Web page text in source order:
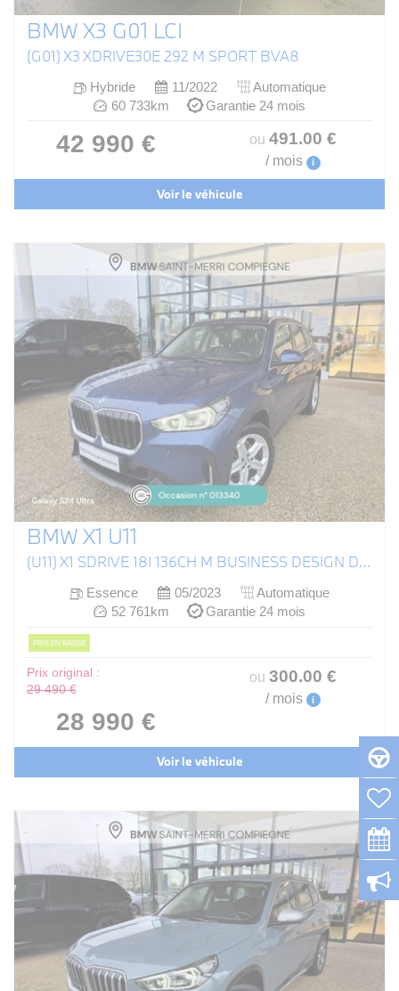
BMW X3 G01 LCI
(G01) X3 XDRIVE30E 292 M SPORT BVA8
Hybride 11/2022
Automatique
60 733km
Garantie 24 mois
42 990 € ou 491.00 €
/ mois i
Voir le véhicule
BMW X1 U11
(U11) X1 SDRIVE 18I 136CH M BUSINESS DESIGN DKG7
Essence 05/2023
Automatique
52 761km
Garantie 24 mois
PRIX EN BAISSE
Prix original :
29 490 €
28 990 €
ou 300.00 €
/ mois i
Voir le véhicule